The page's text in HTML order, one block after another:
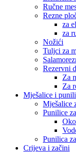
Ručne
Rezne
za
za
Nožići
Tuljci za
Rezervni
Za
Za
Mješalice i
Mješalice
Punilice
Punilica
Crijeva i začini